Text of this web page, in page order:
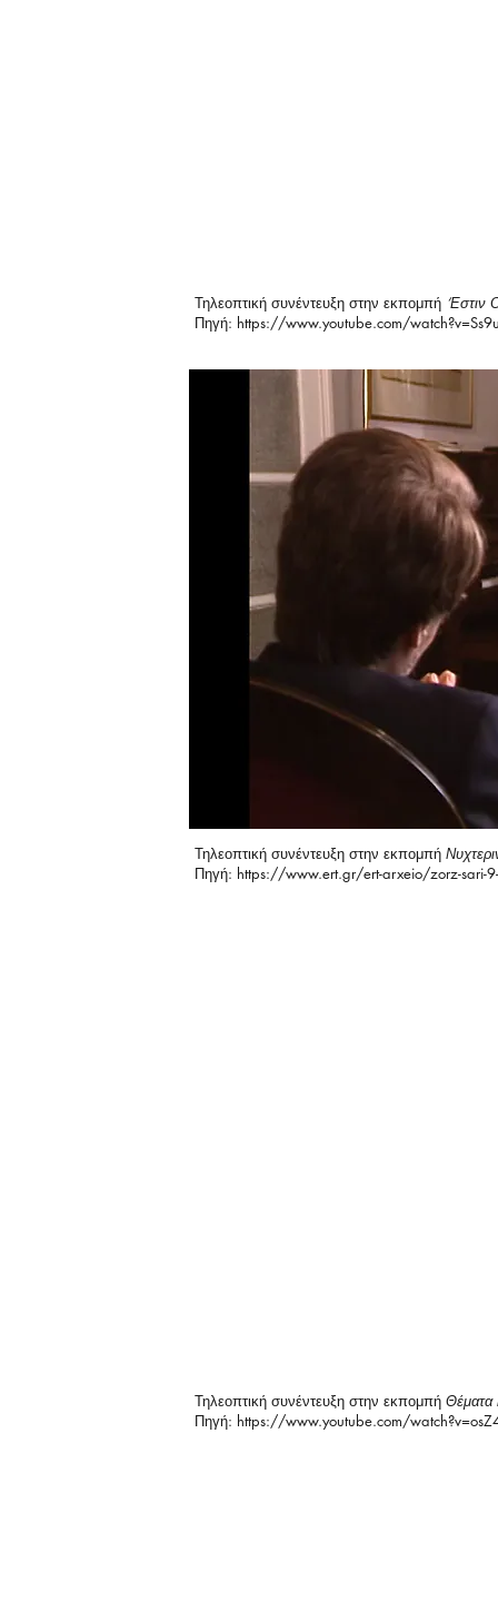
Τηλεοπτική συνέντευξη στην εκπομπή ‘Εστιν
Πηγή: https://www.youtube.com/
Τηλεοπτική συνέντευξη στην εκπομπή
Πηγή: https://www.ert.gr/ert-arxeio/zorz-sari-
Τηλεοπτική συνέντευξη στην εκπομπή Θέματα
Πηγή: https://www.youtube.com/